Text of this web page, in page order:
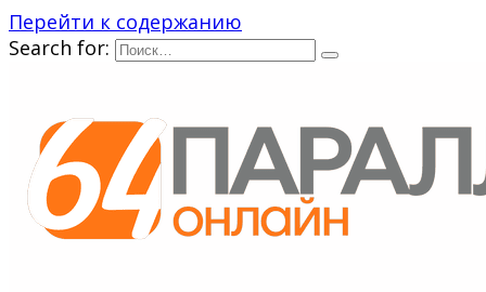
Перейти к содержанию
Search for: